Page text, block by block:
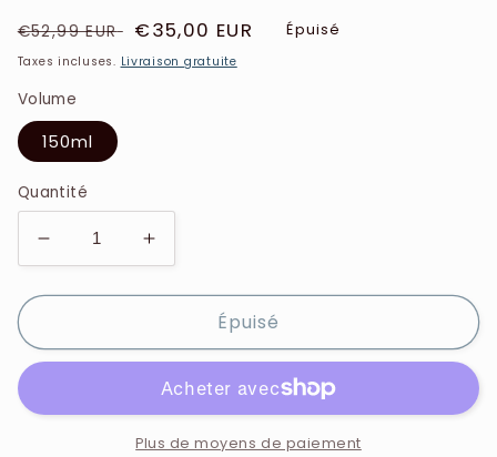
Prix
habituel
€52,99 EUR
Prix
soldé
€35,00 EUR Épuisé
Taxes incluses. Livraison gratuite
Volume
150ml
Quantité
Réduire
la
quantité
Shiseido
-
Tokyo
Augmenter
la
quantité
Shiseido
Ginza
Tokyo
-
Épuisé
Plus de moyens de paiement